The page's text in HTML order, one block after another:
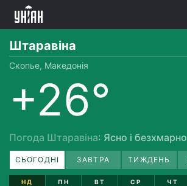
Штаравіна
Скопье, Македонія
+26°
Погода Штаравіна: Ясно і безхмарно
СЬОГОДНІ ЗАВТРА ТИЖДЕНЬ
НД
ПН
ВТ
СР
ЧТ